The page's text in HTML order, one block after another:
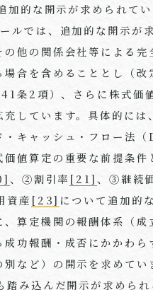
加的な開示が求められてい
ルでは、追加的な開示が
の他の関係会社等による完
場合を含めることとし（改
条2 項）、さらに株式価
しています。具体的には
・キャッシュ・フロー法（
値算定の重要な前提条件
、②割引率 [21]、③継続
資産 [23] について追加的
、算定機関の報酬体系（成
功報酬・成否にかかわら
別など）の開示を求めてい
踏み込んだ開示が求められ